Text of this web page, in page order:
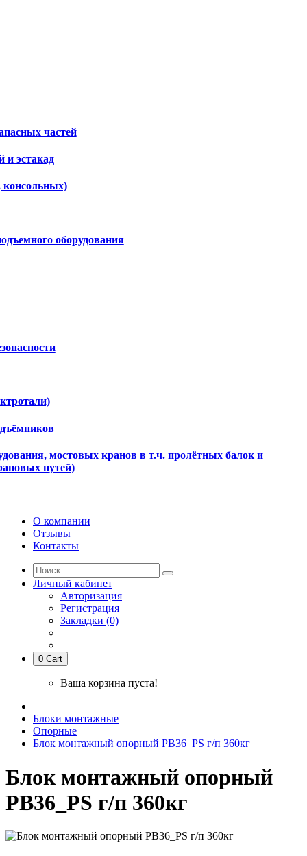
частей
и эстакад
консольных)
оборудования
мостовых кранов в т.ч. пролётных балок и
путей)
О компании
Отзывы
Контакты
Личный кабинет
Авторизация
Регистрация
Закладки (0)
0 Cart
Ваша корзина пуста!
Блоки монтажные
Опорные
Блок монтажный опорный PB36_PS г/п 360кг
Блок монтажный опорный
PB36_PS г/п 360кг